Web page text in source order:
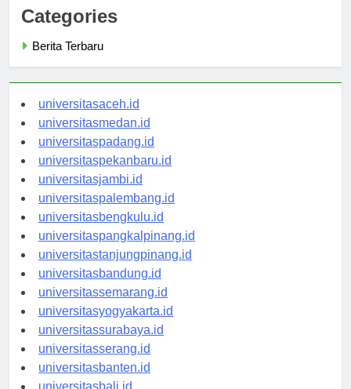
Categories
universitasaceh.id
universitasmedan.id
universitaspadang.id
universitaspekanbaru.id
universitasjambi.id
universitaspalembang.id
universitasbengkulu.id
universitaspangkalpinang.id
universitastanjungpinang.id
universitasbandung.id
universitassemarang.id
universitasyogyakarta.id
universitassurabaya.id
universitasserang.id
universitasbanten.id